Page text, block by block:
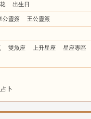
出生日
公靈簽 王公靈簽
雙魚座 上升星座
星座專區
卜